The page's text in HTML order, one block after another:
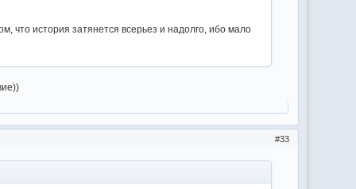
что история затянется всерьез и надолго, ибо мало
33